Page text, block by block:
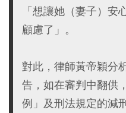
「想讓她（妻子）安
顧慮了」。
對此，律師黃帝穎分
告，如在審判中翻供
例」及刑法規定的減